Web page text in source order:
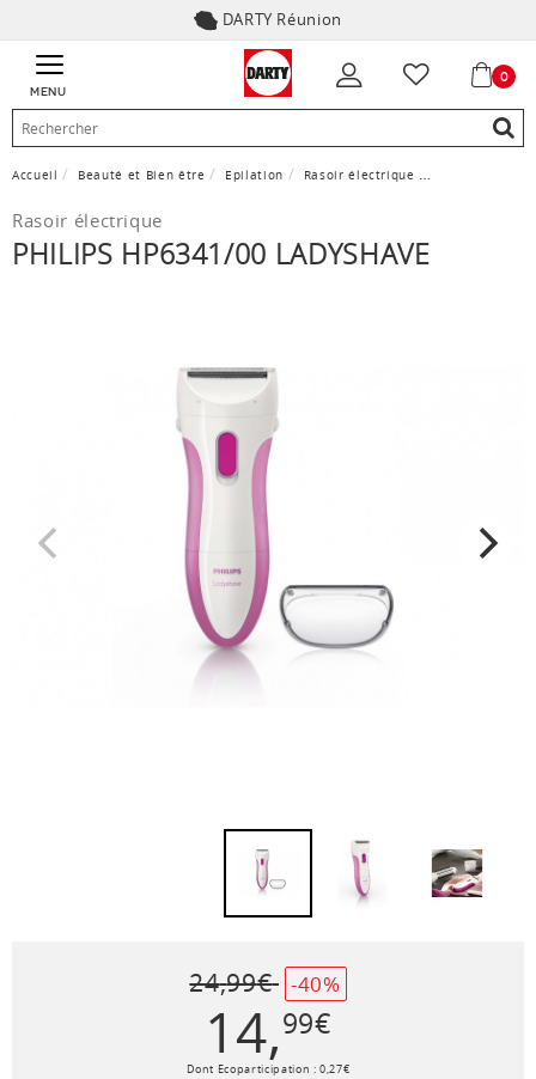
DARTY Réunion
MENU
0
Accueil Beauté et Bien être Epilation Rasoir électrique
Rasoir électrique
PHILIPS HP6341/00 LADYSHAVE
24,99€ -40%
14,99€
Dont Ecoparticipation :0,27€